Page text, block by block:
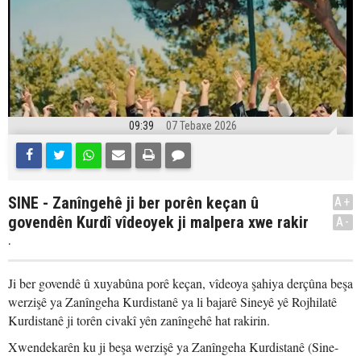
09:39 07 Tebaxe 2026
SINE - Zanîngehê ji ber porên keçan û
govendên Kurdî vîdeoyek ji malpera xwe rakir
.
A+
A-
Ji ber govendê û xuyabûna porê keçan, vîdeoya şahiya derçûna beşa
werzişê ya Zanîngeha Kurdistanê ya li bajarê Sineyê yê Rojhilatê
Kurdistanê ji torên civakî yên zanîngehê hat rakirin.
Xwendekarên ku ji beşa werzişê ya Zanîngeha Kurdistanê (Sine-